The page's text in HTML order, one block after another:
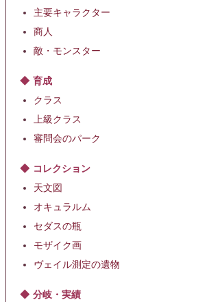
主要キャラクター
商人
敵・モンスター
育成
クラス
上級クラス
審問会のパーク
コレクション
天文図
オキュラルム
セダスの瓶
モザイク画
ヴェイル測定の遺物
分岐・実績